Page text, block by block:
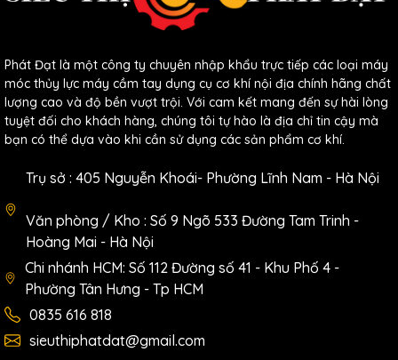
Phát Đạt là một công ty chuyên nhập khẩu trực tiếp các loại máy
móc thủy lực máy cầm tay dụng cụ cơ khí nội địa chính hãng chất
lượng cao và độ bền vượt trội. Với cam kết mang đến sự hài lòng
tuyệt đối cho khách hàng, chúng tôi tự hào là địa chỉ tin cậy mà
bạn có thể dựa vào khi cần sử dụng các sản phẩm cơ khí.
Trụ sở : 405 Nguyễn Khoái- Phường Lĩnh Nam - Hà Nội
Văn phòng / Kho : Số 9 Ngõ 533 Đường Tam Trinh -
Hoàng Mai - Hà Nội
Chi nhánh HCM: Số 112 Đường số 41 - Khu Phố 4 -
Phường Tân Hưng - Tp HCM
0835 616 818
sieuthiphatdat@gmail.com